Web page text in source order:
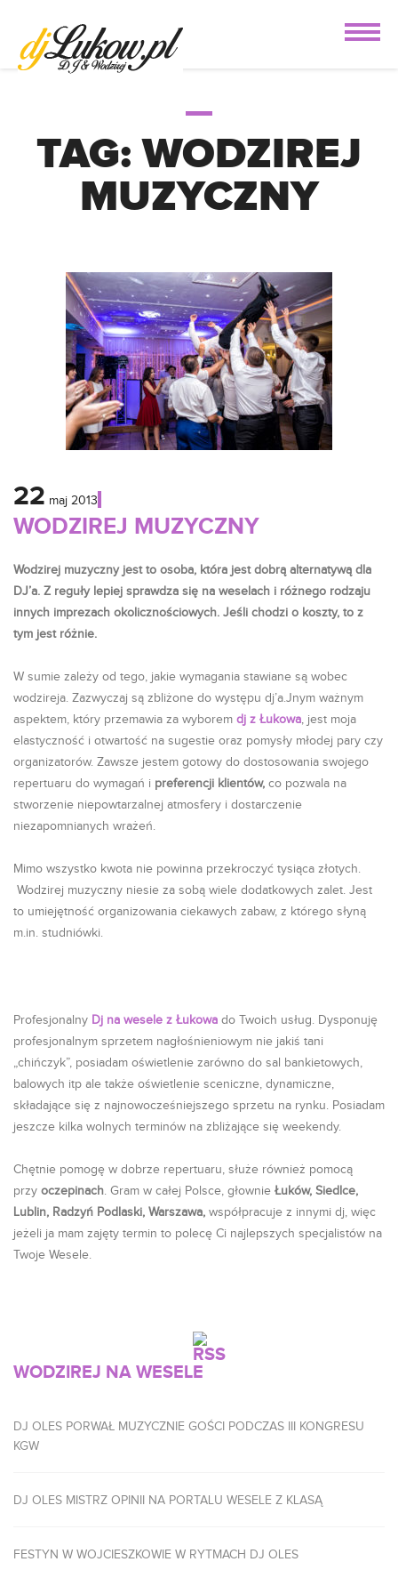
TAG:WODZIREJ
MUZYCZNY
22 maj 2013
WODZIREJ MUZYCZNY
Wodzirej muzyczny jest to osoba, która jest dobrą alternatywą dla
DJ’a. Z reguły lepiej sprawdza się na weselach i różnego rodzaju
innych imprezach okolicznościowych. Jeśli chodzi o koszty, to z
tym jest różnie.
W sumie zależy od tego, jakie wymagania stawiane są wobec
wodzireja. Zazwyczaj są zbliżone do występu dj’a.Jnym ważnym
aspektem, który przemawia za wyborem dj z Łukowa, jest moja
elastyczność i otwartość na sugestie oraz pomysły młodej pary czy
organizatorów. Zawsze jestem gotowy do dostosowania swojego
repertuaru do wymagań i preferencji klientów, co pozwala na
stworzenie niepowtarzalnej atmosfery i dostarczenie
niezapomnianych wrażeń.
Mimo wszystko kwota nie powinna przekroczyć tysiąca złotych.
Wodzirej muzyczny niesie za sobą wiele dodatkowych zalet. Jest
to umiejętność organizowania ciekawych zabaw, z którego słyną
m.in. studniówki.
Profesjonalny Dj na wesele z Łukowa do Twoich usług. Dysponuję
profesjonalnym sprzetem nagłośnieniowym nie jakiś tani
„chińczyk”, posiadam oświetlenie zarówno do sal bankietowych,
balowych itp ale także oświetlenie sceniczne, dynamiczne,
składające się z najnowocześniejszego sprzetu na rynku. Posiadam
jeszcze kilka wolnych terminów na zbliżające się weekendy.
Chętnie pomogę w dobrze repertuaru, służe również pomocą
przy oczepinach. Gram w całej Polsce, głownie Łuków, Siedlce,
Lublin, Radzyń Podlaski, Warszawa, współpracuje z innymi dj, więc
jeżeli ja mam zajęty termin to polecę Ci najlepszych specjalistów na
Twoje Wesele.
WODZIREJ NA WESELE
DJ OLES PORWAŁ MUZYCZNIE GOŚCI PODCZAS III KONGRESU
KGW
DJ OLES MISTRZ OPINII NA PORTALU WESELE Z KLASĄ
FESTYN W WOJCIESZKOWIE W RYTMACH DJ OLES